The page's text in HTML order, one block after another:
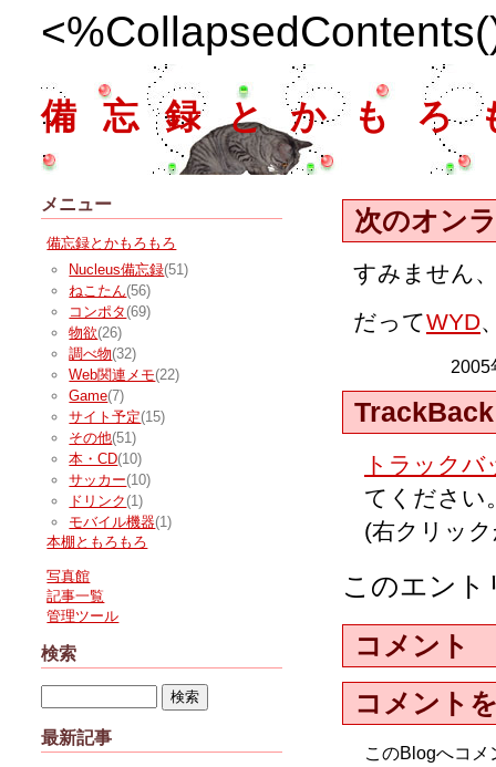
備忘録とかもろ
次のオン
すみません
だってWYD
2005
TrackBack
トラックバ
てください
(右クリッ
このエン
コメント
コメント
このBlogへコ
メニュー
備忘録とかもろもろ
Nucleus備忘録(51)
ねこたん(56)
コンポタ (69)
物欲(26)
調べ物(32)
Web関連メモ(22)
Game(7)
サイト予定(15)
その他(51)
本・CD(10)
サッカー(10)
ドリンク (1)
モバイル機器(1)
本棚ともろもろ
写真館
記事一覧
管理ツール
検索
最新記事